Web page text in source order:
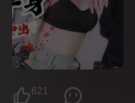
621